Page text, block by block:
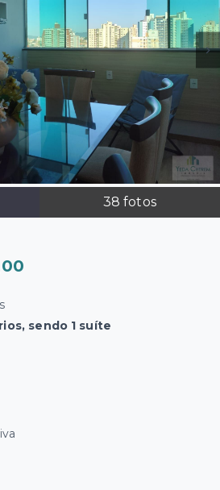
38 fotos
sendo 1 suíte